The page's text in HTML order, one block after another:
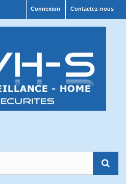
Contactez-nous
Connexion